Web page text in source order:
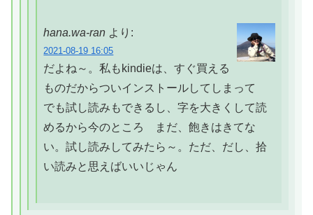
hana.wa-ran より:
2021-08-19 16:05
だよね～。私もkindieは、すぐ買える
ものだからついインストールしてしまって
でも試し読みもできるし、字を大きくして読
めるから今のところ まだ、飽きはきてな
い。試し読みしてみたら～。ただ、だし、拾
い読みと思えばいいじゃん